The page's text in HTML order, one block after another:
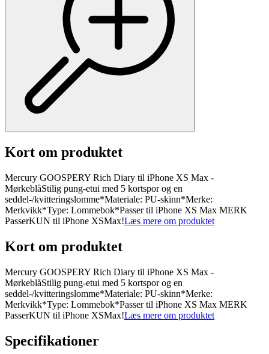
Kort om produktet
Mercury GOOSPERY Rich Diary til iPhone XS Max -
MørkeblåStilig pung-etui med 5 kortspor og en
seddel-/kvitteringslomme*Materiale: PU-skinn*Merke:
Merkvikk*Type: Lommebok*Passer til iPhone XS Max MERK
PasserKUN til iPhone XSMax!Læs mere om produktet
Kort om produktet
Mercury GOOSPERY Rich Diary til iPhone XS Max -
MørkeblåStilig pung-etui med 5 kortspor og en
seddel-/kvitteringslomme*Materiale: PU-skinn*Merke:
Merkvikk*Type: Lommebok*Passer til iPhone XS Max MERK
PasserKUN til iPhone XSMax!Læs mere om produktet
Specifikationer